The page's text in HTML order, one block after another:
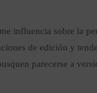
influencia sobre la
de edición y
parecerse a